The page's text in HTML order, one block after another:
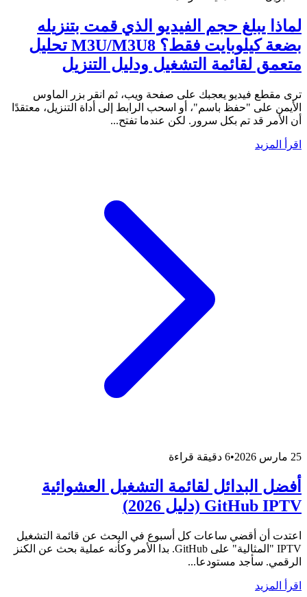
لماذا يبلغ حجم الفيديو الذي قمت بتنزيله
بضعة كيلوبايت فقط؟ M3U/M3U8 تحليل
متعمق لقائمة التشغيل ودليل التنزيل
ترى مقطع فيديو يعجبك على صفحة ويب، ثم انقر بزر الماوس
الأيمن على "حفظ باسم"، أو اسحب الرابط إلى أداة التنزيل، معتقدًا
أن الأمر قد تم بكل سرور. لكن عندما تفتح...
اقرأ المزيد
25 مارس 2026 •6 دقيقة قراءة
أفضل البدائل لقائمة التشغيل العشوائية
GitHub IPTV (دليل 2026)
اعتدت أن أقضي ساعات كل أسبوع في البحث عن قائمة التشغيل
IPTV "المثالية" على GitHub. بدا الأمر وكأنه عملية بحث عن الكنز
الرقمي. سأجد مستودعا...
اقرأ المزيد